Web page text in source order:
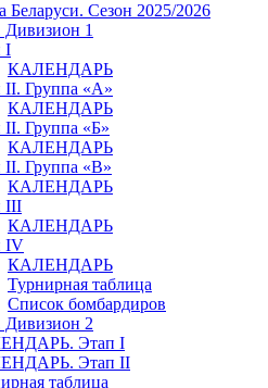
Беларуси. Сезон 2025/2026
1
I
КАЛЕНДАРЬ
II. Группа «А»
КАЛЕНДАРЬ
II. Группа «Б»
КАЛЕНДАРЬ
II. Группа «В»
КАЛЕНДАРЬ
III
КАЛЕНДАРЬ
IV
КАЛЕНДАРЬ
Турнирная таблица
Список бомбардиров
2
Этап I
Этап II
таблица